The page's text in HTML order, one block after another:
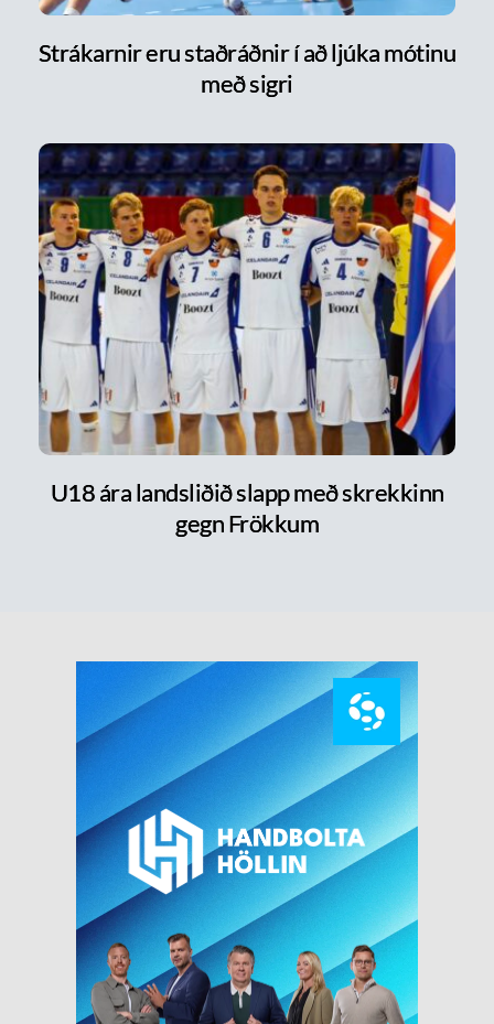
Strákarnir eru staðráðnir í að ljúka mótinu
með sigri
U18 ára landsliðið slapp með skrekkinn
gegn Frökkum